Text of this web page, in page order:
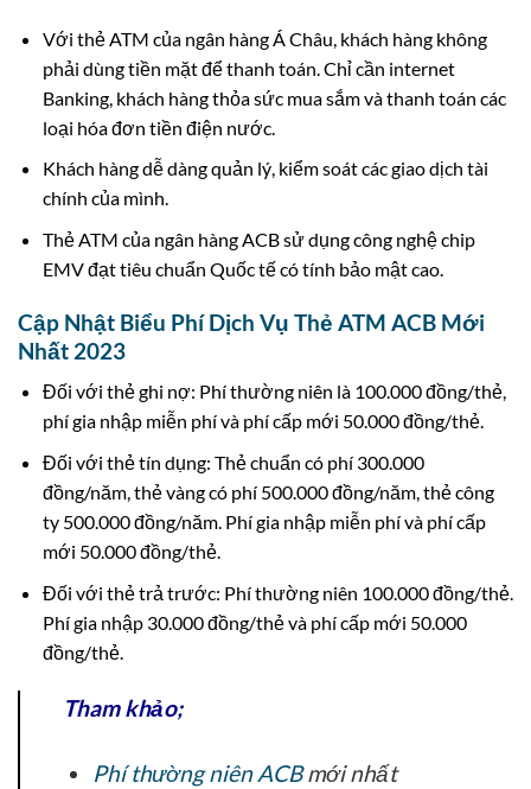
Với thẻ ATM của ngân hàng Á Châu, khách hàng không
phải dùng tiền mặt để thanh toán. Chỉ cần internet
Banking, khách hàng thỏa sức mua sắm và thanh toán các
loại hóa đơn tiền điện nước.
Khách hàng dễ dàng quản lý, kiểm soát các giao dịch tài
chính của mình.
Thẻ ATM của ngân hàng ACB sử dụng công nghệ chip
EMV đạt tiêu chuẩn Quốc tế có tính bảo mật cao.
Cập Nhật Biểu Phí Dịch Vụ Thẻ ATM ACB Mới
Nhất 2023
Đối với thẻ ghi nợ: Phí thường niên là 100.000 đồng/thẻ,
phí gia nhập miễn phí và phí cấp mới 50.000 đồng/thẻ.
Đối với thẻ tín dụng: Thẻ chuẩn có phí 300.000
đồng/năm, thẻ vàng có phí 500.000 đồng/năm, thẻ công
ty 500.000 đồng/năm. Phí gia nhập miễn phí và phí cấp
mới 50.000 đồng/thẻ.
Đối với thẻ trả trước: Phí thường niên 100.000 đồng/thẻ.
Phí gia nhập 30.000 đồng/thẻ và phí cấp mới 50.000
đồng/thẻ.
Tham khảo;
Phí thường niên ACBmới nhất